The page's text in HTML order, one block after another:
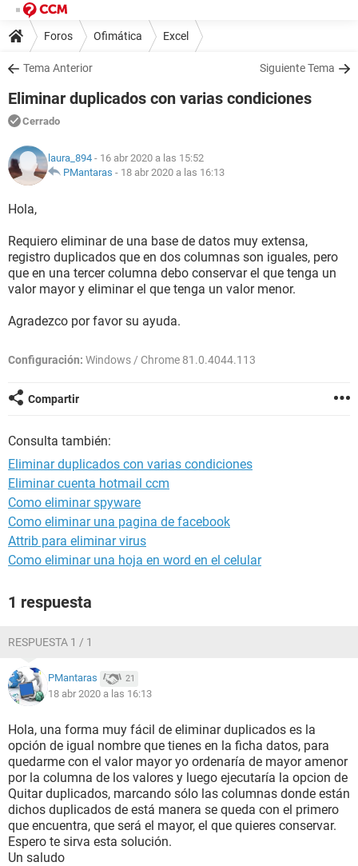
Foros Ofimática Excel
Tema Anterior Siguiente Tema
Eliminar duplicados con varias condiciones
Cerrado
laura_894 - 16 abr 2020 a las 15:52
PMantaras - 18 abr 2020 a las 16:13
Hola,
Requiero eliminar de una base de datos muy extensa,
registro duplicados que en dos columnas son iguales, pero
que en una tercer columna debo conservar el que tenga un
valor mayor y eliminar el que tenga un valor menor.
Agradezco por favor su ayuda.
Configuración: Windows / Chrome 81.0.4044.113
Compartir
Consulta también:
Eliminar duplicados con varias condiciones
Eliminar cuenta hotmail ccm
Como eliminar spyware
Como eliminar una pagina de facebook
Attrib para eliminar virus
Como eliminar una hoja en word en el celular
1 respuesta
RESPUESTA 1 / 1
PMantaras 21
18 abr 2020 a las 16:13
Hola, una forma muy fácil de eliminar duplicados es la
opción de igual nombre que tienes en la ficha datos, para
quedarme con el valor mayor yo ordenaría de mayor amenor
por la columna de los valores y luego ejecutaría la opcion de
Quitar duplicados, marcando sólo las columnas donde están
dichos duplicados de está manera se queda con el primero
que encuentra, que será el mayor, el que quieres conservar.
Espero te sirva esta solución.
Un saludo